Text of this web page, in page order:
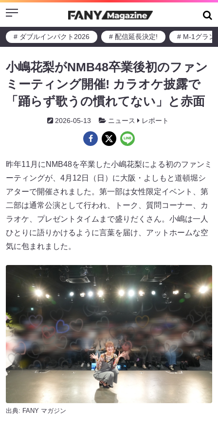
Menu
# ダブルインパクト2026 # 配信延長決定! # M-1グラン
小嶋花梨がNMB48卒業後初のファン
ミーティング開催! カラオケ披露で
「踊らず歌うの慣れてない」と赤面
2026-05-13 ニュース レポート
昨年11月にNMB48を卒業した小嶋花梨による初のファンミ
ーティングが、4月12日（日）に大阪・よしもと道頓堀シ
アターで開催されました。第一部は女性限定イベント、第
二部は通常公演として行われ、トーク、質問コーナー、カ
ラオケ、プレゼントタイムまで盛りだくさん。小嶋は一人
ひとりに語りかけるように言葉を届け、アットホームな空
気に包まれました。
出典: FANY マガジン